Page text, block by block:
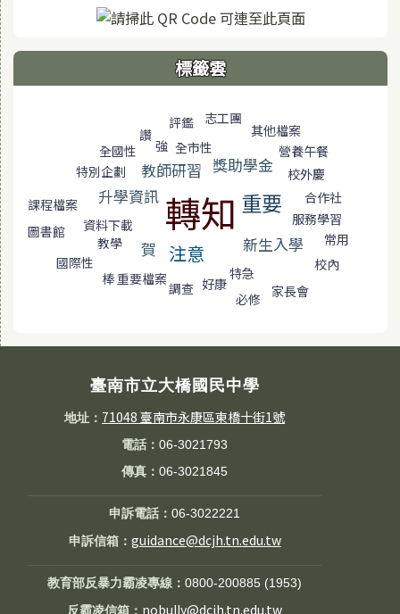
標籤雲
評鑑
全國性
讚
志工團
強 全市性
其他檔案
特別企劃 教師研習 獎助學金
營養午餐
校外慶
課程檔案
升學資訊 轉知 重要
合作社
圖書館
資料下載
服務學習
教學
賀 注意 新生入學
常用
國際性
棒重要檔案
校內
調查 好康
特急
必修
家長會
臺南市立大橋國民中學
地址： 71048 臺南市永康區東橋十街1號
電話：06-3021793
傳真：06-3021845
申訴電話：06-3022221
申訴信箱： guidance@dcjh.tn.edu.tw
教育部反暴力霸凌專線：0800-200885 (1953)
反霸凌信箱： nobully@dcjh.tn.edu.tw